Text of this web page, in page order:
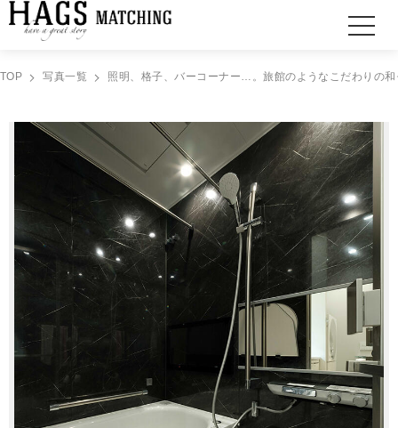
TOP 写真一覧 照明、格子、バーコーナー…。旅館のようなこだわりの